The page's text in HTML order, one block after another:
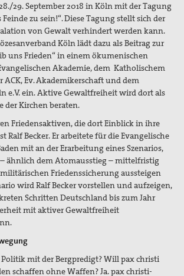
29. September 2018 in Köln mit der Tagung
zu sein!“. Diese Tagung stellt sich der
von Gewalt verhindert werden kann.
Köln lädt dazu als Beitrag zur
uns Frieden“ in einem ökumenischen
Akademie, dem Katholischem
ACK, Ev. Akademikerschaft und dem
e.V. ein. Aktive Gewaltfreiheit wird dort als
der Kirchen beraten.
Friedensaktiven, die dort Einblick in ihre
Ralf Becker. Er arbeitete für die Evangelische
mit an der Erarbeitung eines Szenarios,
ähnlich dem Atomausstieg – mittelfristig
Friedenssicherung aussteigen
wird Ralf Becker vorstellen und aufzeigen,
Schritten Deutschland bis zum Jahr
mit aktiver Gewaltfreiheit
mit der Bergpredigt? Will pax christi
schaffen ohne Waffen? Ja. pax christi-